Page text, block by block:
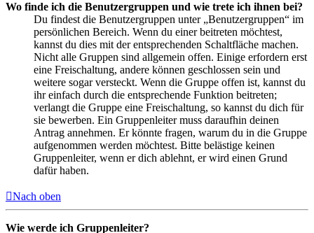
Wo finde ich die Benutzergruppen und wie trete ich ihnen bei?
Du findest die Benutzergruppen unter „Benutzergruppen“ im
persönlichen Bereich. Wenn du einer beitreten möchtest,
kannst du dies mit der entsprechenden Schaltfläche machen.
Nicht alle Gruppen sind allgemein offen. Einige erfordern erst
eine Freischaltung, andere können geschlossen sein und
weitere sogar versteckt. Wenn die Gruppe offen ist, kannst du
ihr einfach durch die entsprechende Funktion beitreten;
verlangt die Gruppe eine Freischaltung, so kannst du dich für
sie bewerben. Ein Gruppenleiter muss daraufhin deinen
Antrag annehmen. Er könnte fragen, warum du in die Gruppe
aufgenommen werden möchtest. Bitte belästige keinen
Gruppenleiter, wenn er dich ablehnt, er wird einen Grund
dafür haben.
Nach oben
Wie werde ich Gruppenleiter?